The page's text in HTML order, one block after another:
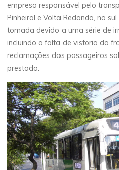
empresa responsável pelo
Pinheiral e Volta Redonda, no
tomada devido a uma série de
incluindo a falta de vistoria da
reclamações dos passageiros
prestado.